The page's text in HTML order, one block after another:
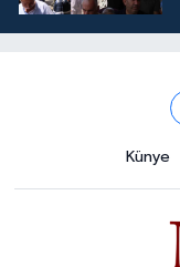
Künye